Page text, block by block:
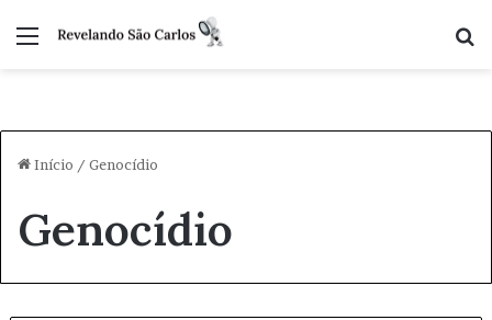
Menu
Início / Genocídio
Genocídio